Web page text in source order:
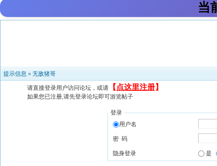
当
提示信息 » 无敌猪哥
请直接登录用户访问论坛，或请 【 点这里注册】
如果您已注册,请先登录论坛即可游览帖子
登录
用户名
密 码
隐身登录 是